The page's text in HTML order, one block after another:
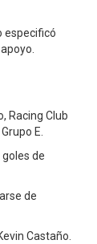
especificó
Racing Club
E.
de
de
Castaño.